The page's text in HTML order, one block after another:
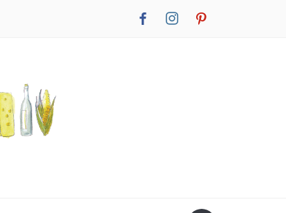
facebook instagrampinterest